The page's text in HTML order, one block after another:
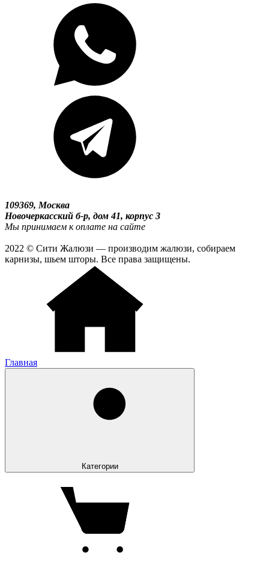
109369, Москва
Новочеркасский б-р, дом 41, корпус 3
Мы принимаем к оплате на сайте
2022 © Сити Жалюзи — производим жалюзи, собираем
карнизы, шьем шторы. Все права защищены.
Главная
Категории